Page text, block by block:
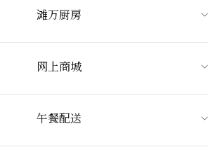
滩万厨房
网上商城
午餐配送